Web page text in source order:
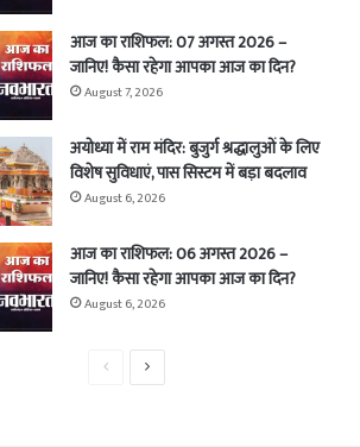
आज का राशिफल: 07 अगस्त 2026 –
जानिए! कैसा रहेगा आपका आज का दिन?
August 7, 2026
अयोध्या में राम मंदिर: बुजुर्ग श्रद्धालुओं के लिए
विशेष सुविधाएं, पास सिस्टम में बड़ा बदलाव
August 6, 2026
आज का राशिफल: 06 अगस्त 2026 –
जानिए! कैसा रहेगा आपका आज का दिन?
August 6, 2026
PreviousNext